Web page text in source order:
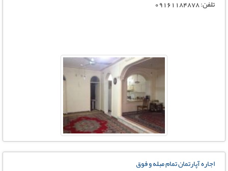
تلفن: 09161184878
اجاره آپارتمان تمام مبله و فوق